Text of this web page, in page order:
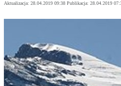
Aktualizacja: 28.04.2019 09:38 Publikacja: 28.04.2019